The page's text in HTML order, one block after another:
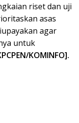
riset dan uji
asas
agar
untuk
KOMINFO].